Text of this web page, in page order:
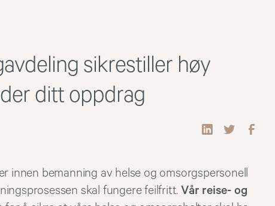
sikrestiller høy
ditt oppdrag
innen bemanning av helse og omsorgspersonell
skal fungere feilfritt. Vår reise- og